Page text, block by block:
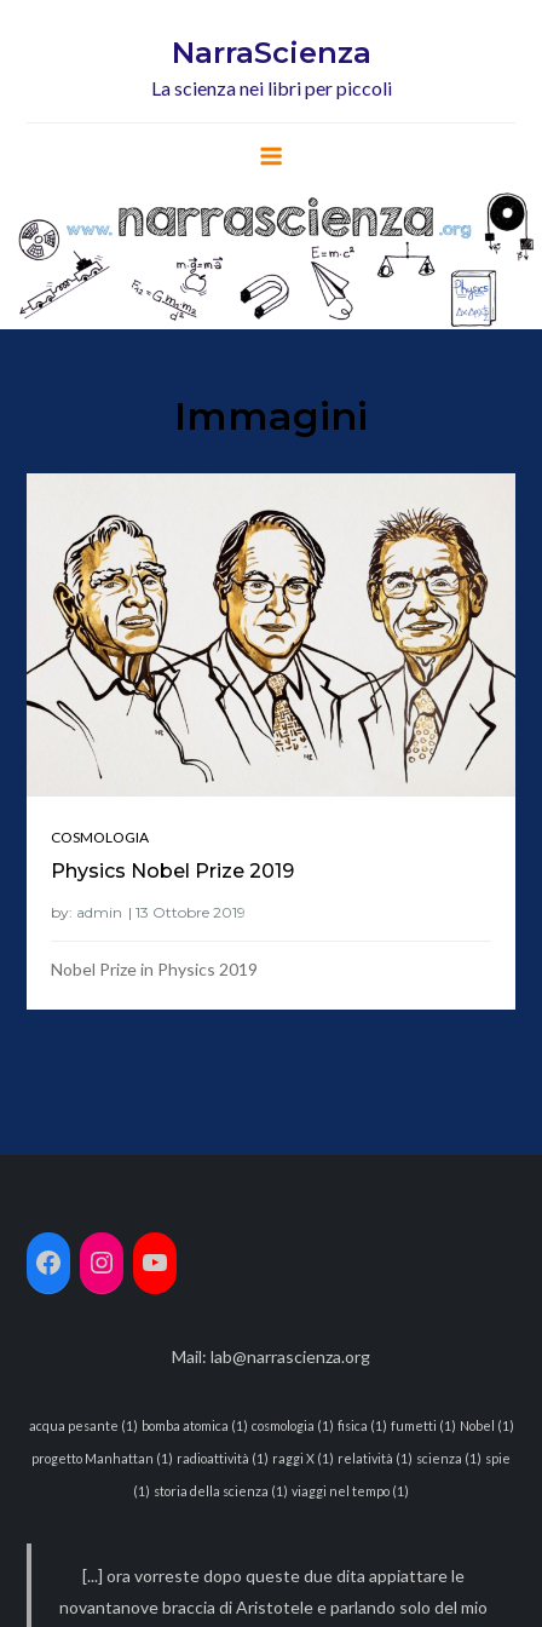
NarraScienza
La scienza nei libri per piccoli
Immagini
COSMOLOGIA
Physics Nobel Prize 2019
by: admin
Nobel Prize in Physics 2019
Mail: lab@narrascienza.org
acqua pesante (1) bomba atomica (1) cosmologia (1) fisica (1) fumetti (1) Nobel (1)
progetto Manhattan (1) radioattività (1) raggi X (1) relatività (1) scienza (1) spie
(1) storia della scienza (1) viaggi nel tempo (1)
[...] ora vorreste dopo queste due dita appiattare le
novantanove braccia di Aristotele e parlando solo del mio